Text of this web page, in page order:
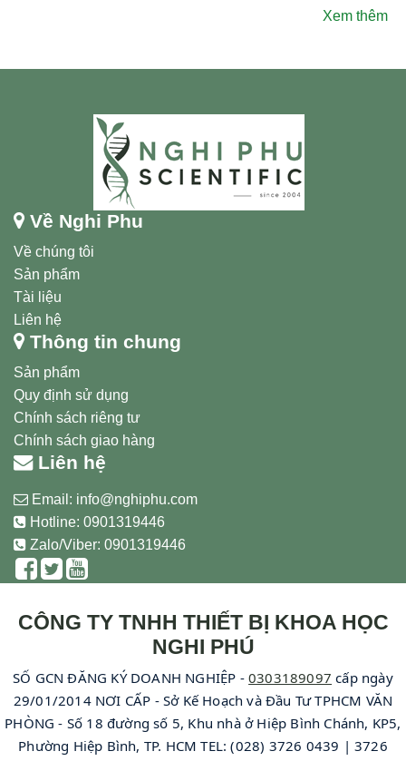
Xem thêm
Về Nghi Phu
Về chúng tôi
Sản phẩm
Tài liệu
Liên hệ
Thông tin chung
Sản phẩm
Quy định sử dụng
Chính sách riêng tư
Chính sách giao hàng
Liên hệ
Email: info@nghiphu.com
Hotline: 0901319446
Zalo/Viber: 0901319446
CÔNG TY TNHH THIẾT BỊ KHOA HỌC
NGHI PHÚ
SỐ GCN ĐĂNG KÝ DOANH NGHIỆP -0303189097 cấp ngày
29/01/2014 NƠI CẤP - Sở Kế Hoạch và Đầu Tư TPHCM VĂN
PHÒNG - Số 18 đường số 5, Khu nhà ở Hiệp Bình Chánh, KP5,
Phường Hiệp Bình, TP. HCM TEL: (028) 3726 0439 | 3726